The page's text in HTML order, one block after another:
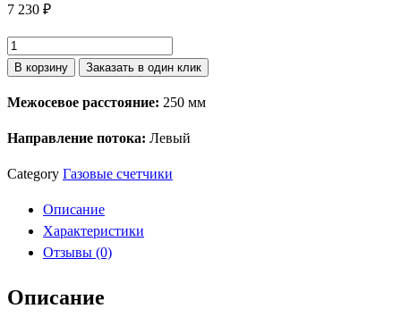
7 230 ₽
Количество
товара
газовый
-
СГД-3Т-2-
В корзину Заказать в один клик
Межосевое расстояние: 250 мм
Направление потока: Левый
Category Газовые счетчики
Описание
Характеристики
Отзывы (0)
Описание